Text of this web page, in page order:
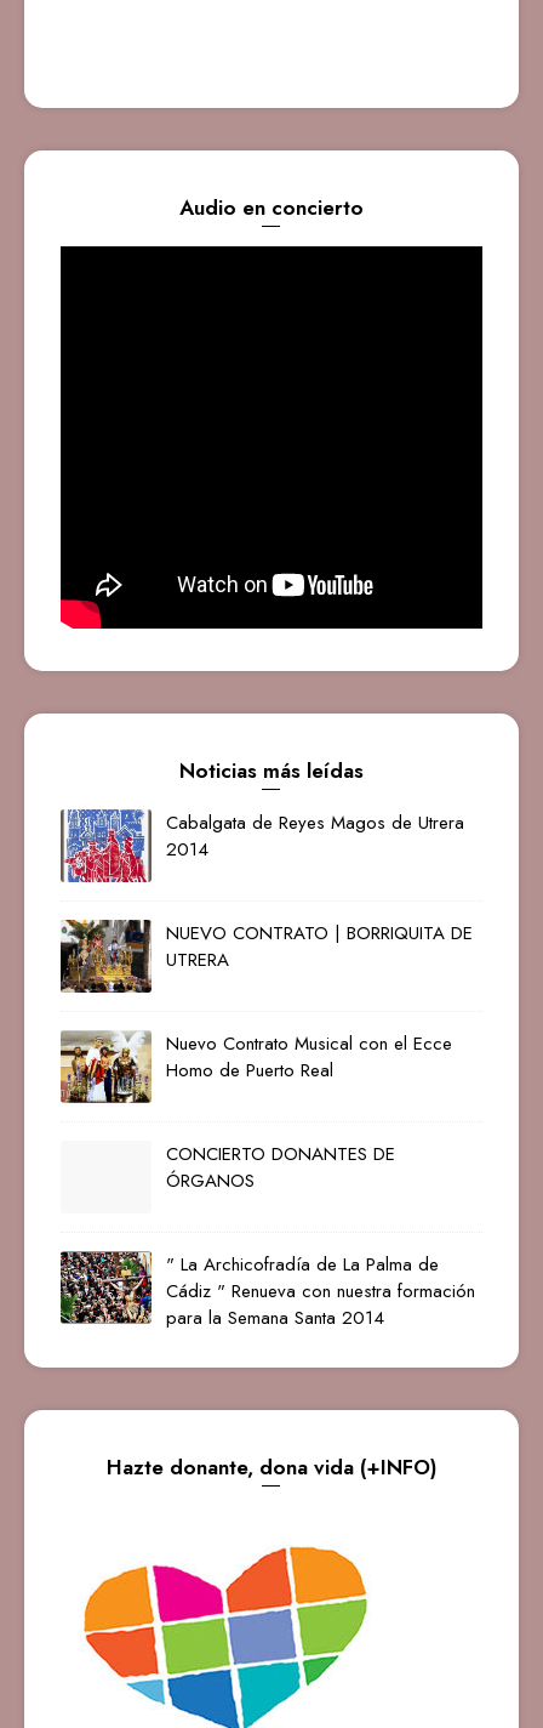
Audio en concierto
Noticias más leídas
Cabalgata de Reyes Magos de Utrera
2014
NUEVO CONTRATO | BORRIQUITA DE
UTRERA
Nuevo Contrato Musical con el Ecce
Homo de Puerto Real
CONCIERTO DONANTES DE
ÓRGANOS
" La Archicofradía de La Palma de
Cádiz " Renueva con nuestra formación
para la Semana Santa 2014
Hazte donante, dona vida (+INFO)